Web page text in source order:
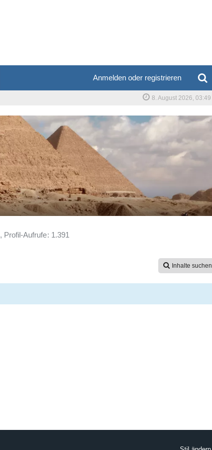
Anmelden oder registrieren
8. August 2026, 03:49
Profil-Aufrufe 1.391
Inhalte suchen